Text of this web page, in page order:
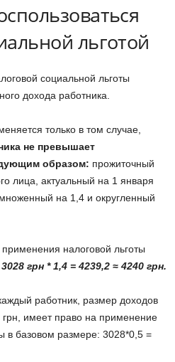
льготой
социальной льготы
дохода работника.
только в том случае,
не превышает
образом: прожиточный
лица, актуальный на 1 января
на 1,4 и округленный
налоговой льготы
3028 грн * 1,4 = 4239,2 ≈ 4240 грн.
работник, размер доходов
имеет право на применение
в базовом размере: 3028*0,5 =